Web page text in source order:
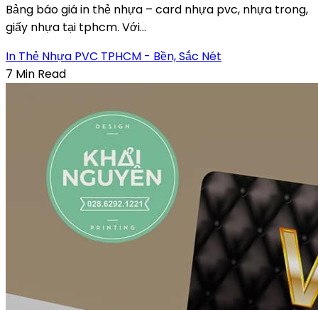
Bảng báo giá in thẻ nhựa – card nhựa pvc, nhựa trong,
giấy nhựa tại tphcm. Với...
In Thẻ Nhựa PVC TPHCM - Bền, Sắc Nét
7 Min Read